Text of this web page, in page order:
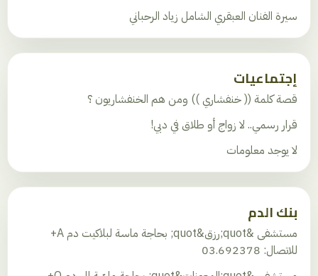
سيرة الفنان العبقري الشامل زياد الرحباني
إجتماعيات
قصة كلمة (( خنفشاري )) ومن هم الخنفشاريون ؟
قرار رسمي.. لا زواج أو طلاق في دبي!
لا يوجد معلومات
بنك الدم
مستشفى &quot;رزق&quot; بحاجة ماسة لبلاكيت دم A+
للاتصال: 03.692378